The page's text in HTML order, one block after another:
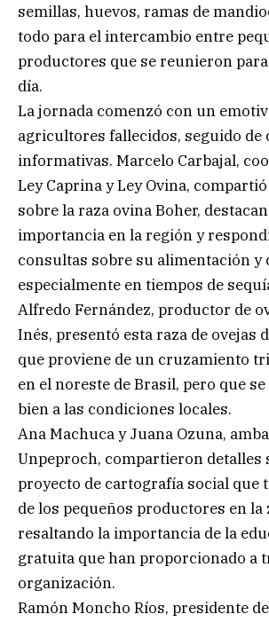
semillas, huevos, ramas de
todo para el intercambio entre
productores que se reunieron
día.
La jornada comenzó con un
agricultores fallecidos, seguido de
informativas. Marcelo Carbajal,
Ley Caprina y Ley Ovina,
sobre la raza ovina Boher,
importancia en la región y
consultas sobre su alimentación y
especialmente en tiempos de
Alfredo Fernández, productor de
Inés, presentó esta raza de ovejas
que proviene de un cruzamiento
en el noreste de Brasil, pero que
bien a las condiciones locales.
Ana Machuca y Juana Ozuna,
Unpeproch, compartieron detalles
proyecto de cartografía social que
de los pequeños productores en la
resaltando la importancia de la
gratuita que han proporcionado a
organización.
Ramón Moncho Ríos, presidente